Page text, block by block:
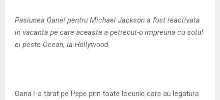
E
Pasiunea Oanei pentru Michael Jackson a fost reactivata
in vacanta pe care aceasta a petrecut-o impreuna cu sotul
ei peste Ocean, la Hollywood.
Oana l-a tarat pe Pepe prin toate locurile care au legatura